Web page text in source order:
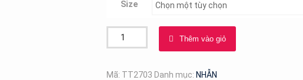
Size
2
Lồng
Thêm vào giỏ
Mã: TT2703 Danh mục: NHẪN